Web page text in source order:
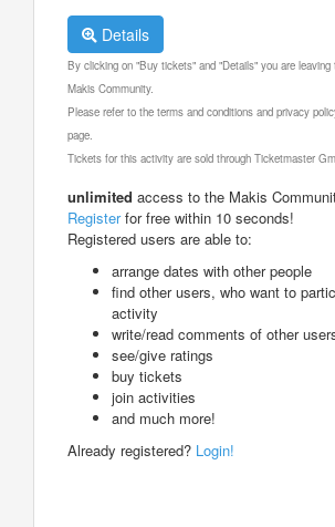
Details
By clicking on "Buy tickets" and "Details" you are leaving
Makis Community.
Please refer to the terms and conditions and privacy
page.
Tickets for this activity are sold through Ticketmaster
unlimited access to the Makis
Registerfor free within 10 seconds!
Registered users are able to:
arrange dates with other people
find other users, who want to
activity
write/read comments of other
see/give ratings
buy tickets
join activities
and much more!
Already registered? Login!